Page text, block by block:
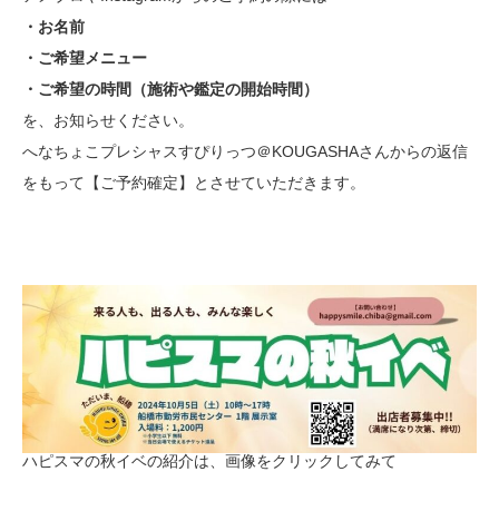
・お名前
・ご希望メニュー
・ご希望の時間（施術や鑑定の開始時間）
を、お知らせください。
へなちょこプレシャスすぴりっつ＠KOUGASHAさんからの返信
をもって【ご予約確定】とさせていただきます。
ハピスマの秋イベの紹介は、画像をクリックしてみて